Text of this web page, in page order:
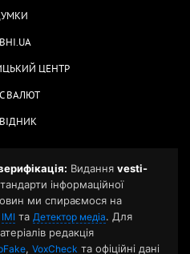
ЦЕНТР
ВАЛЮТ
Видання vesti-
інформаційної
ми спираємося на
ІМІ та Детектор медіа. Для
редакція
, VoxCheck та офіційні дані